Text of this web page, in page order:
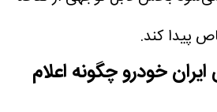
پیدا کند.
خودرو چگونه اعلام